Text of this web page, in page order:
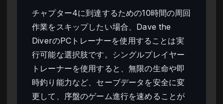
チャプター4に到達するための10時間の周回
作業をスキップしたい場合、Dave the
DiverのPCトレーナーを使用することは実
行可能な選択肢です。シングルプレイヤー
トレーナーを使用すると、無限の生命や即
時釣り能力など、セーブデータを安全に変
更して、序盤のゲーム進行を速めることが